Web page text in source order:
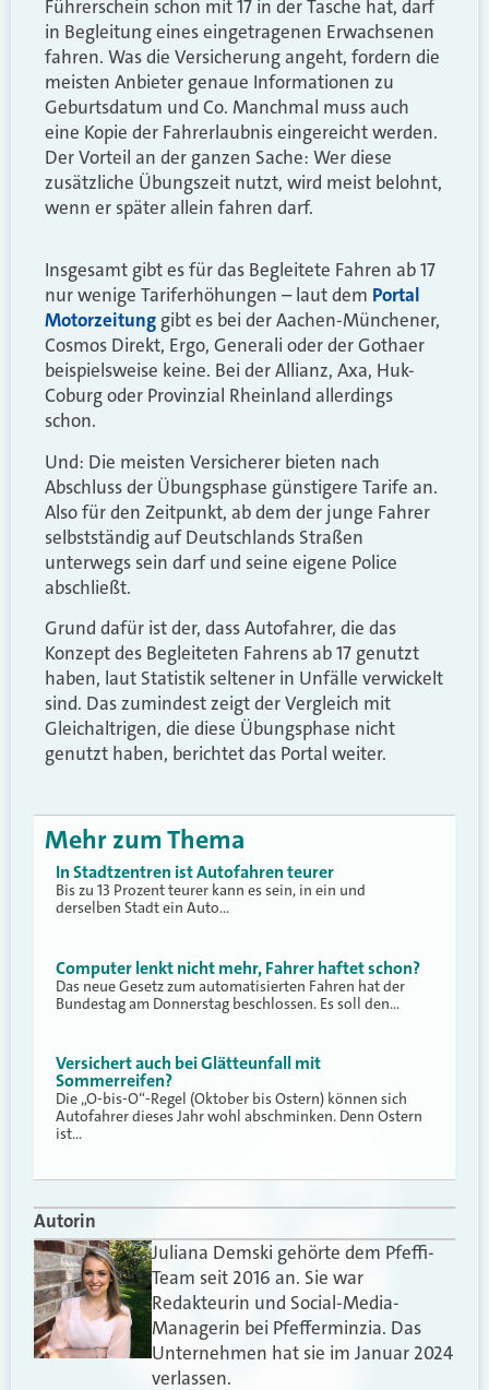
Führerschein schon mit 17 in der Tasche hat, darf
in Begleitung eines eingetragenen Erwachsenen
fahren. Was die Versicherung angeht, fordern die
meisten Anbieter genaue Informationen zu
Geburtsdatum und Co. Manchmal muss auch
eine Kopie der Fahrerlaubnis eingereicht werden.
Der Vorteil an der ganzen Sache: Wer diese
zusätzliche Übungszeit nutzt, wird meist belohnt,
wenn er später allein fahren darf.
Insgesamt gibt es für das Begleitete Fahren ab 17
nur wenige Tariferhöhungen – laut dem Portal
Motorzeitung gibt es bei der Aachen-Münchener,
Cosmos Direkt, Ergo, Generali oder der Gothaer
beispielsweise keine. Bei der Allianz, Axa, Huk-
Coburg oder Provinzial Rheinland allerdings
schon.
Und: Die meisten Versicherer bieten nach
Abschluss der Übungsphase günstigere Tarife an.
Also für den Zeitpunkt, ab dem der junge Fahrer
selbstständig auf Deutschlands Straßen
unterwegs sein darf und seine eigene Police
abschließt.
Grund dafür ist der, dass Autofahrer, die das
Konzept des Begleiteten Fahrens ab 17 genutzt
haben, laut Statistik seltener in Unfälle verwickelt
sind. Das zumindest zeigt der Vergleich mit
Gleichaltrigen, die diese Übungsphase nicht
genutzt haben, berichtet das Portal weiter.
Mehr zum Thema
In Stadtzentren ist Autofahren teurer
Bis zu 13 Prozent teurer kann es sein, in ein und
derselben Stadt ein Auto…
Computer lenkt nicht mehr, Fahrer haftet schon?
Das neue Gesetz zum automatisierten Fahren hat der
Bundestag am Donnerstag beschlossen. Es soll den…
Versichert auch bei Glätteunfall mit
Sommerreifen?
Die „O-bis-O“-Regel (Oktober bis Ostern) können sich
Autofahrer dieses Jahr wohl abschminken. Denn Ostern
ist…
Autorin
Juliana Demski gehörte dem Pfeffi-
Team seit 2016 an. Sie war
Redakteurin und Social-Media-
Managerin bei Pfefferminzia. Das
Unternehmen hat sie im Januar 2024
verlassen.